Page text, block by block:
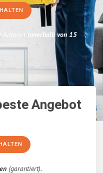
Antwort innerhalb von 15
Angebot
(garantiert).